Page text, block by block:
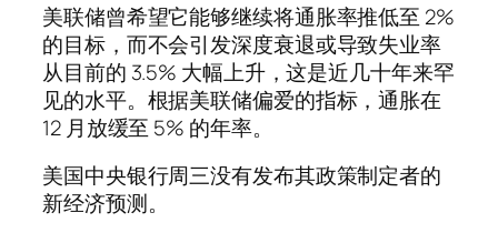
美联储曾希望它能够继续将通胀率推低至 2%
的目标，而不会引发深度衰退或导致失业率
从目前的 3.5% 大幅上升，这是近几十年来罕
见的水平。根据美联储偏爱的指标，通胀在
12 月放缓至 5% 的年率。
美国中央银行周三没有发布其政策制定者的
新经济预测。